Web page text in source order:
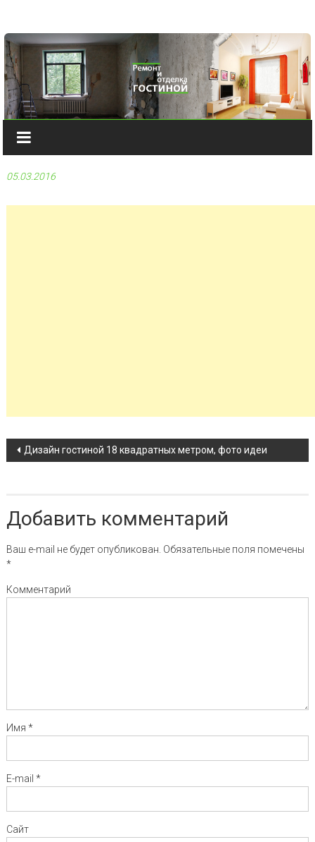
05.03.2016
Навигация по записи
Дизайн гостиной 18 квадратных метром, фото идеи
Добавить комментарий
Ваш e-mail не будет опубликован. Обязательные поля помечены
*
Комментарий
Имя *
E-mail *
Сайт